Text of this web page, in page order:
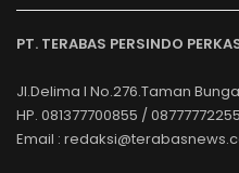
PT. TERABAS PERSINDO
Jl.Delima I No.276.Taman
HP. 081377700855 /
Email :